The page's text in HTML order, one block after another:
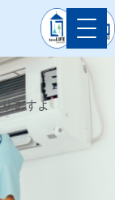
ますよ